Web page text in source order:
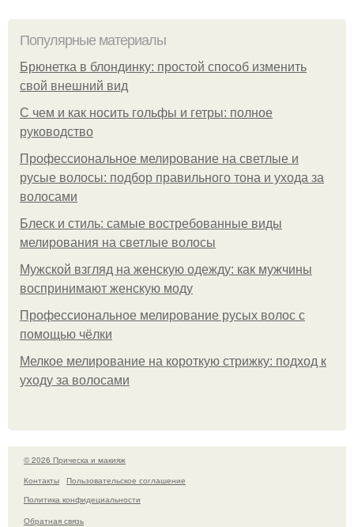
Популярные материалы
Брюнетка в блондинку: простой способ изменить
свой внешний вид
С чем и как носить гольфы и гетры: полное
руководство
Профессиональное мелирование на светлые и
русые волосы: подбор правильного тона и ухода за
волосами
Блеск и стиль: самые востребованные виды
мелирования на светлые волосы
Мужской взгляд на женскую одежду: как мужчины
воспринимают женскую моду
Профессиональное мелирование русых волос с
помощью чёлки
Мелкое мелирование на короткую стрижку: подход к
уходу за волосами
© 2026 Прическа и макияж
Контакты
Пользовательское соглашение
Политика конфидециальности
Обратная связь